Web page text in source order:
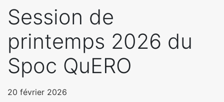
Session de
printemps 2026 du
Spoc QuERO
20 février 2026